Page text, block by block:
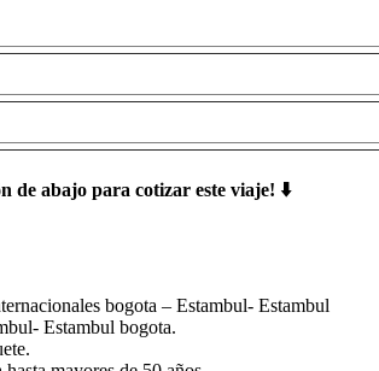
de abajo para cotizar este viaje! ⬇️
bogota – Estambul- Estambul
Estambul bogota.